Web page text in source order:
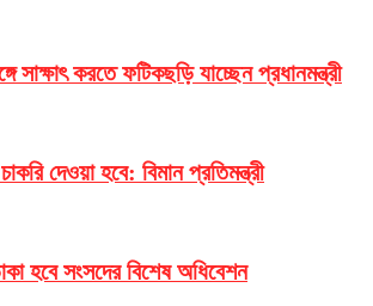
সাক্ষাৎ করতে ফটিকছড়ি যাচ্ছেন প্রধানমন্ত্রী
দেওয়া হবে: বিমান প্রতিমন্ত্রী
হবে সংসদের বিশেষ অধিবেশন